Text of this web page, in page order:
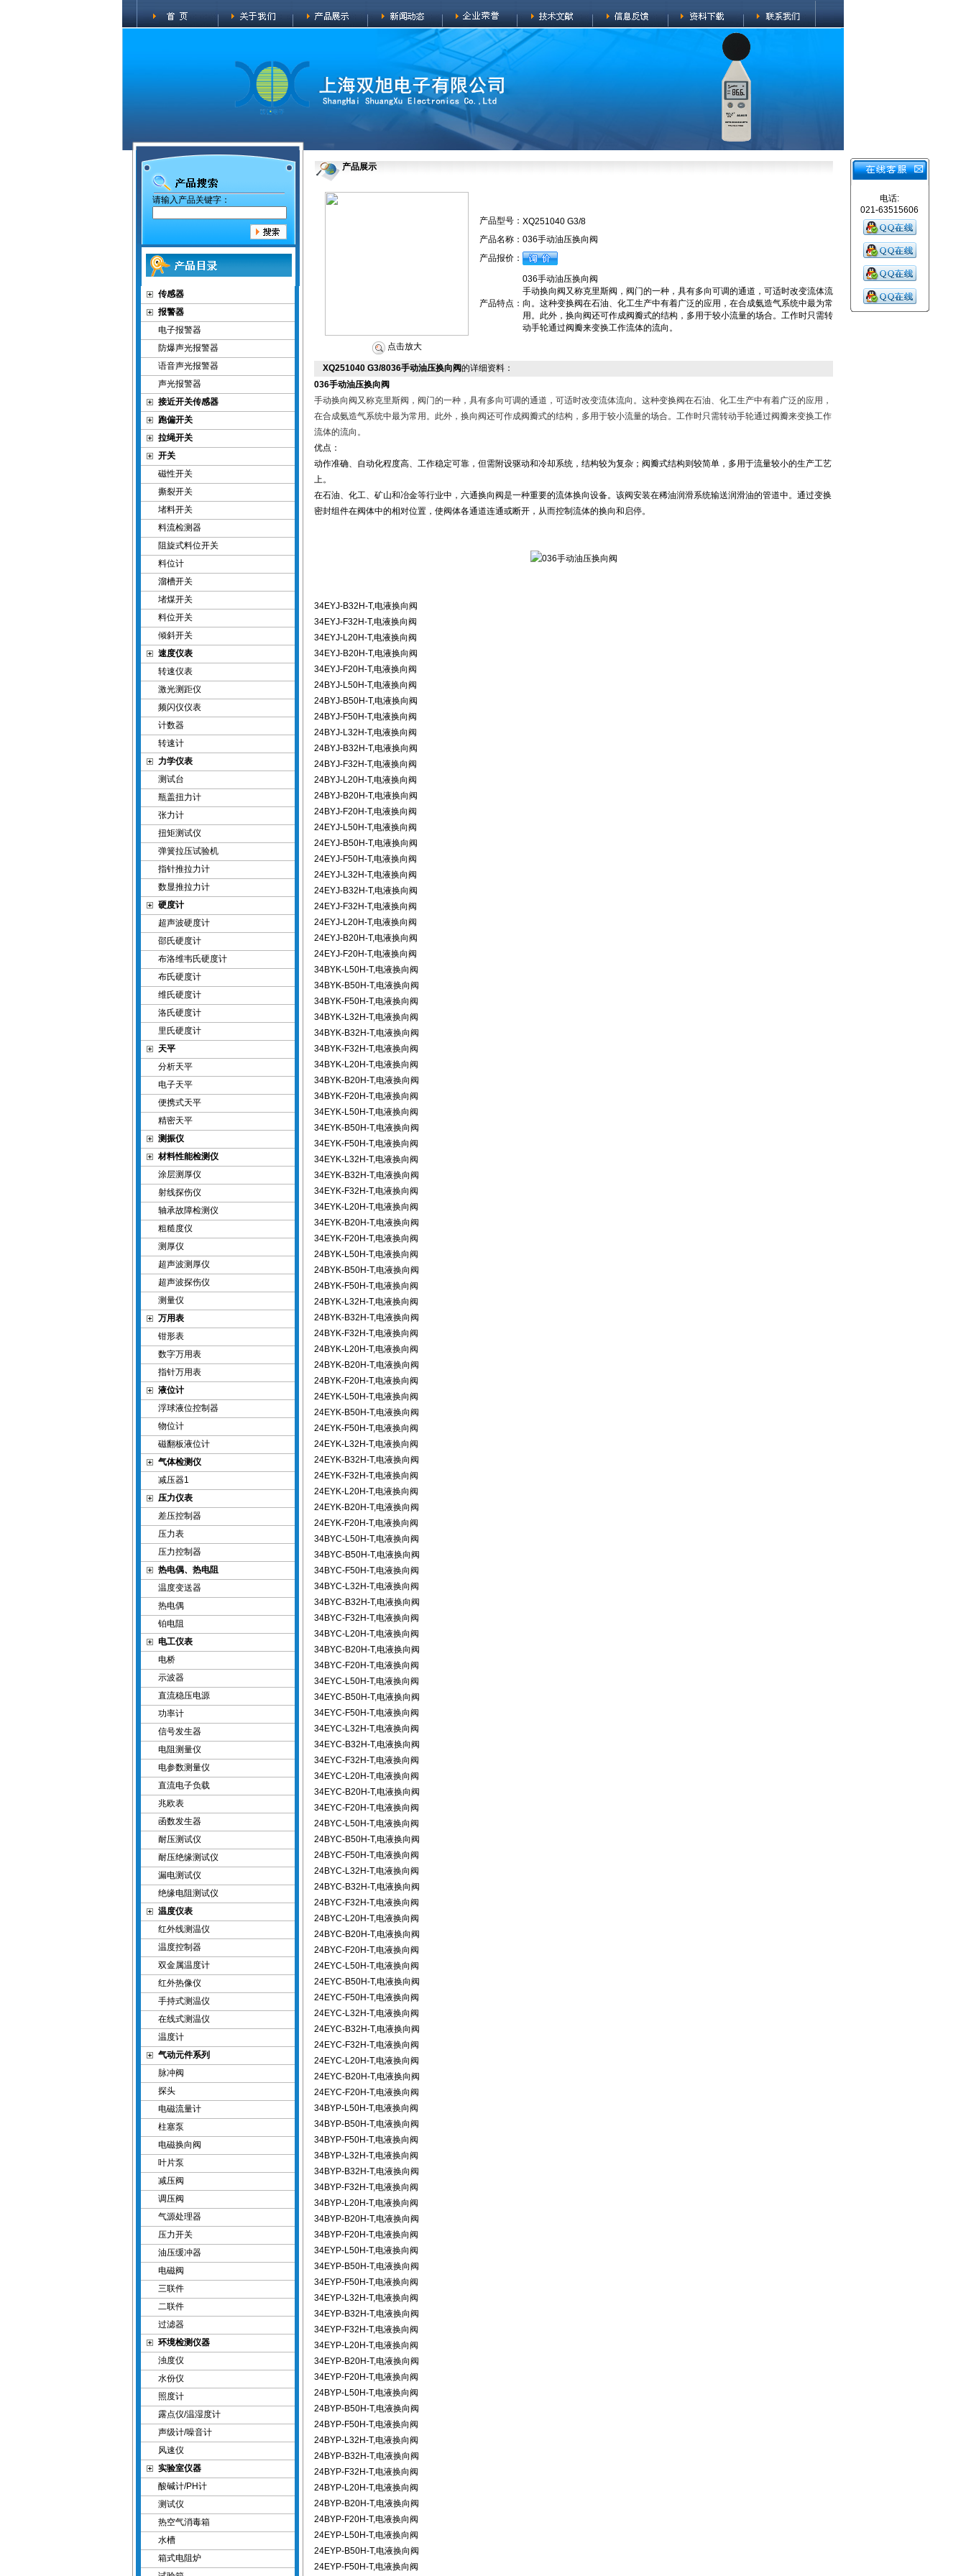
电话:
021-63515606
请输入产品关键字：
传感器
报警器
电子报警器
防爆声光报警器
语音声光报警器
声光报警器
接近开关传感器
跑偏开关
拉绳开关
开关
磁性开关
撕裂开关
堵料开关
料流检测器
阻旋式料位开关
料位计
溜槽开关
堵煤开关
料位开关
倾斜开关
速度仪表
转速仪表
激光测距仪
频闪仪仪表
计数器
转速计
力学仪表
测试台
瓶盖扭力计
张力计
扭矩测试仪
弹簧拉压试验机
指针推拉力计
数显推拉力计
硬度计
超声波硬度计
邵氏硬度计
布洛维韦氏硬度计
布氏硬度计
维氏硬度计
洛氏硬度计
里氏硬度计
天平
分析天平
电子天平
便携式天平
精密天平
测振仪
材料性能检测仪
涂层测厚仪
射线探伤仪
轴承故障检测仪
粗糙度仪
测厚仪
超声波测厚仪
超声波探伤仪
测量仪
万用表
钳形表
数字万用表
指针万用表
液位计
浮球液位控制器
物位计
磁翻板液位计
气体检测仪
减压器1
压力仪表
差压控制器
压力表
压力控制器
热电偶、热电阻
温度变送器
热电偶
铂电阻
电工仪表
电桥
示波器
直流稳压电源
功率计
信号发生器
电阻测量仪
电参数测量仪
直流电子负载
兆欧表
函数发生器
耐压测试仪
耐压绝缘测试仪
漏电测试仪
绝缘电阻测试仪
温度仪表
红外线测温仪
温度控制器
双金属温度计
红外热像仪
手持式测温仪
在线式测温仪
温度计
气动元件系列
脉冲阀
探头
电磁流量计
柱塞泵
电磁换向阀
叶片泵
减压阀
调压阀
气源处理器
压力开关
油压缓冲器
电磁阀
三联件
二联件
过滤器
环境检测仪器
浊度仪
水份仪
照度计
露点仪/温湿度计
声级计/噪音计
风速仪
实验室仪器
酸碱计/PH计
测试仪
热空气消毒箱
水槽
箱式电阻炉
产品展示
点击放大
产品型号： XQ251040 G3/8
产品名称： 036手动油压换向阀
产品报价：
产品特点：
036手动油压换向阀
手动换向阀又称克里斯阀，阀门的一种，具有多向可调的通道，可适时改变流体流
向。这种变换阀在石油、化工生产中有着广泛的应用，在合成氨造气系统中最为常
用。此外，换向阀还可作成阀瓣式的结构，多用于较小流量的场合。工作时只需转
动手轮通过阀瓣来变换工作流体的流向。
XQ251040 G3/8036手动油压换向阀的详细资料：
036手动油压换向阀
手动换向阀又称克里斯阀，阀门的一种，具有多向可调的通道，可适时改变流体流向。这种变换阀在石油、化工生产中有着广泛的应用，
在合成氨造气系统中最为常用。此外，换向阀还可作成阀瓣式的结构，多用于较小流量的场合。工作时只需转动手轮通过阀瓣来变换工作
流体的流向。
优点：
动作准确、自动化程度高、工作稳定可靠，但需附设驱动和冷却系统，结构较为复杂；阀瓣式结构则较简单，多用于流量较小的生产工艺
上。
在石油、化工、矿山和冶金等行业中，六通换向阀是一种重要的流体换向设备。该阀安装在稀油润滑系统输送润滑油的管道中。通过变换
密封组件在阀体中的相对位置，使阀体各通道连通或断开，从而控制流体的换向和启停。
34EYJ-B32H-T,电液换向阀
34EYJ-F32H-T,电液换向阀
34EYJ-L20H-T,电液换向阀
34EYJ-B20H-T,电液换向阀
34EYJ-F20H-T,电液换向阀
24BYJ-L50H-T,电液换向阀
24BYJ-B50H-T,电液换向阀
24BYJ-F50H-T,电液换向阀
24BYJ-L32H-T,电液换向阀
24BYJ-B32H-T,电液换向阀
24BYJ-F32H-T,电液换向阀
24BYJ-L20H-T,电液换向阀
24BYJ-B20H-T,电液换向阀
24BYJ-F20H-T,电液换向阀
24EYJ-L50H-T,电液换向阀
24EYJ-B50H-T,电液换向阀
24EYJ-F50H-T,电液换向阀
24EYJ-L32H-T,电液换向阀
24EYJ-B32H-T,电液换向阀
24EYJ-F32H-T,电液换向阀
24EYJ-L20H-T,电液换向阀
24EYJ-B20H-T,电液换向阀
24EYJ-F20H-T,电液换向阀
34BYK-L50H-T,电液换向阀
34BYK-B50H-T,电液换向阀
34BYK-F50H-T,电液换向阀
34BYK-L32H-T,电液换向阀
34BYK-B32H-T,电液换向阀
34BYK-F32H-T,电液换向阀
34BYK-L20H-T,电液换向阀
34BYK-B20H-T,电液换向阀
34BYK-F20H-T,电液换向阀
34EYK-L50H-T,电液换向阀
34EYK-B50H-T,电液换向阀
34EYK-F50H-T,电液换向阀
34EYK-L32H-T,电液换向阀
34EYK-B32H-T,电液换向阀
34EYK-F32H-T,电液换向阀
34EYK-L20H-T,电液换向阀
34EYK-B20H-T,电液换向阀
34EYK-F20H-T,电液换向阀
24BYK-L50H-T,电液换向阀
24BYK-B50H-T,电液换向阀
24BYK-F50H-T,电液换向阀
24BYK-L32H-T,电液换向阀
24BYK-B32H-T,电液换向阀
24BYK-F32H-T,电液换向阀
24BYK-L20H-T,电液换向阀
24BYK-B20H-T,电液换向阀
24BYK-F20H-T,电液换向阀
24EYK-L50H-T,电液换向阀
24EYK-B50H-T,电液换向阀
24EYK-F50H-T,电液换向阀
24EYK-L32H-T,电液换向阀
24EYK-B32H-T,电液换向阀
24EYK-F32H-T,电液换向阀
24EYK-L20H-T,电液换向阀
24EYK-B20H-T,电液换向阀
24EYK-F20H-T,电液换向阀
34BYC-L50H-T,电液换向阀
34BYC-B50H-T,电液换向阀
34BYC-F50H-T,电液换向阀
34BYC-L32H-T,电液换向阀
34BYC-B32H-T,电液换向阀
34BYC-F32H-T,电液换向阀
34BYC-L20H-T,电液换向阀
34BYC-B20H-T,电液换向阀
34BYC-F20H-T,电液换向阀
34EYC-L50H-T,电液换向阀
34EYC-B50H-T,电液换向阀
34EYC-F50H-T,电液换向阀
34EYC-L32H-T,电液换向阀
34EYC-B32H-T,电液换向阀
34EYC-F32H-T,电液换向阀
34EYC-L20H-T,电液换向阀
34EYC-B20H-T,电液换向阀
34EYC-F20H-T,电液换向阀
24BYC-L50H-T,电液换向阀
24BYC-B50H-T,电液换向阀
24BYC-F50H-T,电液换向阀
24BYC-L32H-T,电液换向阀
24BYC-B32H-T,电液换向阀
24BYC-F32H-T,电液换向阀
24BYC-L20H-T,电液换向阀
24BYC-B20H-T,电液换向阀
24BYC-F20H-T,电液换向阀
24EYC-L50H-T,电液换向阀
24EYC-B50H-T,电液换向阀
24EYC-F50H-T,电液换向阀
24EYC-L32H-T,电液换向阀
24EYC-B32H-T,电液换向阀
24EYC-F32H-T,电液换向阀
24EYC-L20H-T,电液换向阀
24EYC-B20H-T,电液换向阀
24EYC-F20H-T,电液换向阀
34BYP-L50H-T,电液换向阀
34BYP-B50H-T,电液换向阀
34BYP-F50H-T,电液换向阀
34BYP-L32H-T,电液换向阀
34BYP-B32H-T,电液换向阀
34BYP-F32H-T,电液换向阀
34BYP-L20H-T,电液换向阀
34BYP-B20H-T,电液换向阀
34BYP-F20H-T,电液换向阀
34EYP-L50H-T,电液换向阀
34EYP-B50H-T,电液换向阀
34EYP-F50H-T,电液换向阀
34EYP-L32H-T,电液换向阀
34EYP-B32H-T,电液换向阀
34EYP-F32H-T,电液换向阀
34EYP-L20H-T,电液换向阀
34EYP-B20H-T,电液换向阀
34EYP-F20H-T,电液换向阀
24BYP-L50H-T,电液换向阀
24BYP-B50H-T,电液换向阀
24BYP-F50H-T,电液换向阀
24BYP-L32H-T,电液换向阀
24BYP-B32H-T,电液换向阀
24BYP-F32H-T,电液换向阀
24BYP-L20H-T,电液换向阀
24BYP-B20H-T,电液换向阀
24BYP-F20H-T,电液换向阀
24EYP-L50H-T,电液换向阀
24EYP-B50H-T,电液换向阀
24EYP-F50H-T,电液换向阀